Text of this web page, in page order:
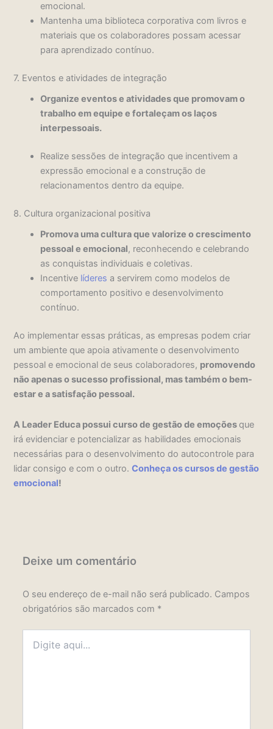
emocional.
Mantenha uma biblioteca corporativa com livros e
materiais que os colaboradores possam acessar
para aprendizado contínuo.
7. Eventos e atividades de integração
Organize eventos e atividades que promovam o
trabalho em equipe e fortaleçam os laços
interpessoais.
Realize sessões de integração que incentivem a
expressão emocional e a construção de
relacionamentos dentro da equipe.
8. Cultura organizacional positiva
Promova uma cultura que valorize o crescimento
pessoal e emocional, reconhecendo e celebrando
as conquistas individuais e coletivas.
Incentive líderes a servirem como modelos de
comportamento positivo e desenvolvimento
contínuo.
Ao implementar essas práticas, as empresas podem criar
um ambiente que apoia ativamente o desenvolvimento
pessoal e emocional de seus colaboradores, promovendo
não apenas o sucesso profissional, mas também o bem-
estar e a satisfação pessoal.
A Leader Educa possui curso de gestão de emoções que
irá evidenciar e potencializar as habilidades emocionais
necessárias para o desenvolvimento do autocontrole para
lidar consigo e com o outro.Conheça os cursos de gestão
emocional!
Deixe um comentário
O seu endereço de e-mail não será publicado. Campos
obrigatórios são marcados com *
aqui...